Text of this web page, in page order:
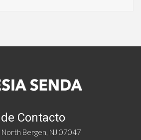
Contacto
Bergen, NJ 07047